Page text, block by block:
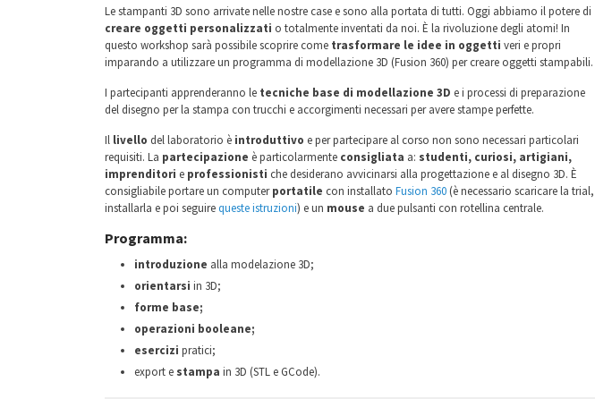
Le stampanti 3D sono arrivate nelle nostre case e sono alla portata di tutti. Oggi abbiamo il potere di
creare oggetti personalizzati o totalmente inventati da noi. È la rivoluzione degli atomi! In
questo workshop sarà possibile scoprire come trasformare le idee in oggetti veri e propri
imparando a utilizzare un programma di modellazione 3D (Fusion 360) per creare oggetti stampabili.
I partecipanti apprenderanno le tecniche base di modellazione 3D e i processi di preparazione
del disegno per la stampa con trucchi e accorgimenti necessari per avere stampe perfette.
Il livello del laboratorio è introduttivo e per partecipare al corso non sono necessari particolari
requisiti. La partecipazione è particolarmente consigliata a: studenti, curiosi, artigiani,
imprenditori e professionisti che desiderano avvicinarsi alla progettazione e al disegno 3D. È
consigliabile portare un computerportatile con installato Fusion 360 (è necessario scaricare la trial,
installarla e poi seguirequeste istruzioni) e un mouse a due pulsanti con rotellina centrale.
Programma:
introduzione alla modelazione 3D;
orientarsi in 3D;
forme base;
operazioni booleane;
esercizi pratici;
export e stampa in 3D (STL e GCode).